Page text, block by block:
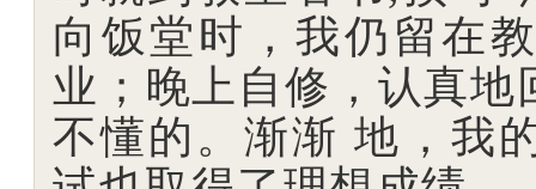
向饭堂时，我仍留在
业；晚上自修，认真
不懂的。渐渐 地，我